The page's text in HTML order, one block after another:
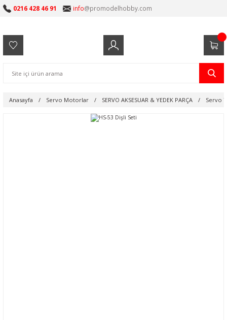
0216 428 46 91 info@promodelhobby.com
Anasayfa Servo Motorlar SERVO AKSESUAR & YEDEK PARÇA Servo